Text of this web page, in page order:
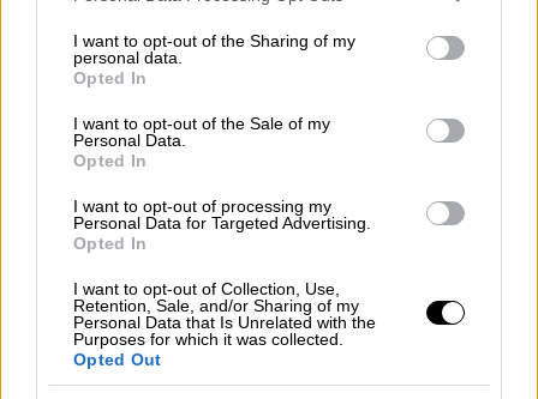
not limited to your visit or usage behaviour. You may click to
grant or deny consent to Google and its third-party tags to
use your data for below specified purposes in below Google
consent section.
I want to opt-out of the Sharing of my
personal data.
Opted In
I want to opt-out of the Sale of my
Personal Data.
Opted In
I want to opt-out of processing my
Personal Data for Targeted Advertising.
Opted In
I want to opt-out of Collection, Use,
Retention, Sale, and/or Sharing of my
Personal Data that Is Unrelated with the
Purposes for which it was collected.
Opted Out
χιονοστρώσεις αναμένονται κυρίως στα
βορειότερα τμήματα, αλλά υπολογίζεται να
είναι κάτω από 5 εκατοστά χιονιού.
υπάρχει και στα νοτιοανατολικά τμήματα
του νομού.
Βόρεια Εύβοια και στη Μαγνησία, όπου
αναμένονται τα μεγαλύτερα ύψη χιονιού
κυρίως στα ορεινά και ημιορεινά, είναι
πιθανό να σημειωθούνέως 20 - 40 εκατοστά
χιονιού, ενώ χιονοστρώσεις αναμένονται και
σε περιοχές με χαμηλότερο υψόμετρο.